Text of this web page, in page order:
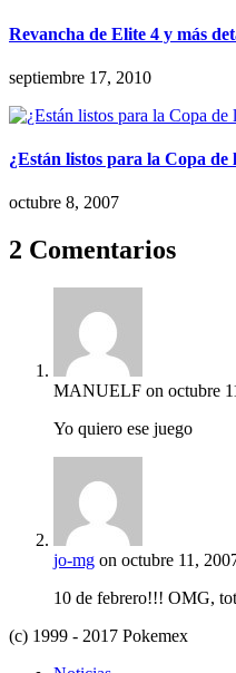
Revancha de Elite 4 y más
septiembre 17, 2010
¿Están listos para la Copa de
octubre 8, 2007
2 Comentarios
MANUELF on octubre
Yo quiero ese juego
jo-mg on octubre 11,
10 de febrero!!! OMG,
(c) 1999 - 2017 Pokemex